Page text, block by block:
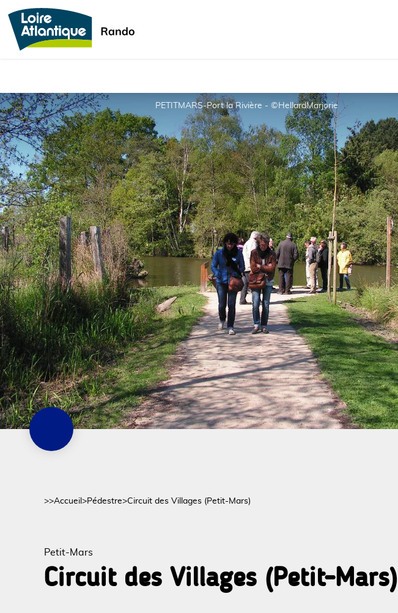
PETITMARS-Port la Rivière - ©HellardMarjorie
>>Accueil >Pédestre>Circuit des Villages (Petit-Mars)
Petit-Mars
Circuit des Villages (Petit-Mars)